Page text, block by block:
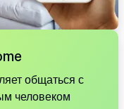
общаться с
человеком